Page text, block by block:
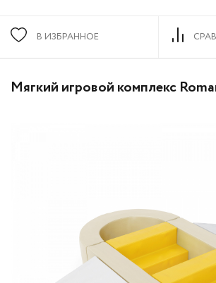
В ИЗБРАННОЕ
Мягкий игровой комплекс